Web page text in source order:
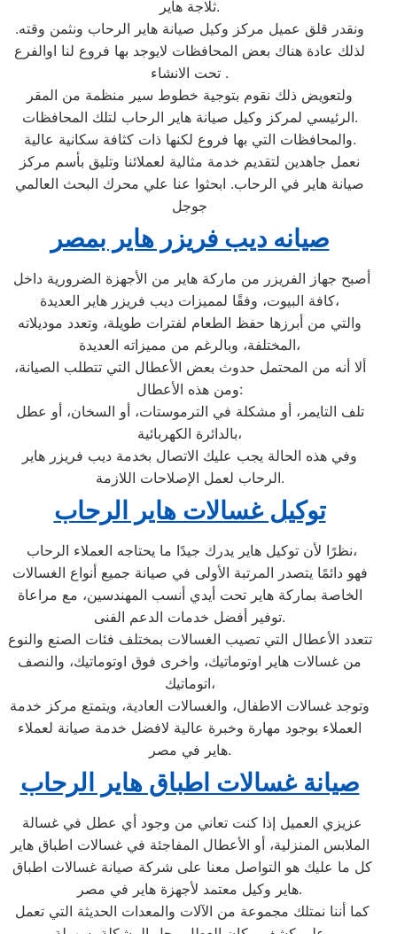
ثلاجة هاير.
ونقدر قلق عميل مركز وكيل صيانة هاير الرحاب ونثمن وقته.
لذلك عادة هناك بعض المحافظات لايوجد بها فروع لنا اوالفرع
تحت الانشاء .
ولتعويض ذلك نقوم بتوجية خطوط سير منظمة من المقر
الرئيسي لمركز وكيل صيانة هاير الرحاب لتلك المحافظات.
والمحافظات التي بها فروع لكنها ذات كثافة سكانية عالية.
نعمل جاهدين لتقديم خدمة مثالية لعملائنا وتليق بأسم مركز
صيانة هاير في الرحاب. ابحثوا عنا علي محرك البحث العالمي
جوجل
صيانه ديب فريزر هاير بمصر
كافة البيوت، وفقًا لمميزات ديب فريزر هاير العديدة،
والتي من أبرزها حفظ الطعام لفترات طويلة، وتعدد موديلاته
المختلفة، وبالرغم من مميزاته العديدة،
ألا أنه من المحتمل حدوث بعض الأعطال التي تتطلب الصيانة،
ومن هذه الأعطال:
تلف التايمر، أو مشكلة في الترموستات، أو السخان، أو عطل
بالدائرة الكهربائية،
وفي هذه الحالة يجب عليك الاتصال بخدمة ديب فريزر هاير
الرحاب لعمل الإصلاحات اللازمة.
توكيل غسالات هاير الرحاب
نظرًا لأن توكيل هاير يدرك جيدًا ما يحتاجه العملاء الرحاب،
فهو دائمًا يتصدر المرتبة الأولى في صيانة جميع أنواع الغسالات
الخاصة بماركة هاير تحت أيدي أنسب المهندسين، مع مراعاة
توفير أفضل خدمات الدعم الفنى.
تتعدد الأعطال التي تصيب الغسالات بمختلف فئات الصنع والنوع
من غسالات هاير اوتوماتيك، واخرى فوق اوتوماتيك، والنصف
اتوماتيك،
وتوجد غسالات الاطفال، والغسالات العادية، ويتمتع مركز خدمة
العملاء بوجود مهارة وخبرة عالية لافضل خدمة صيانة لعملاء
هاير في مصر.
صيانة غسالات اطباق هاير الرحاب
الملابس المنزلية، أو الأعطال المفاجئة في غسالات اطباق هاير
هاير وكيل معتمد لأجهزة هاير في مصر.